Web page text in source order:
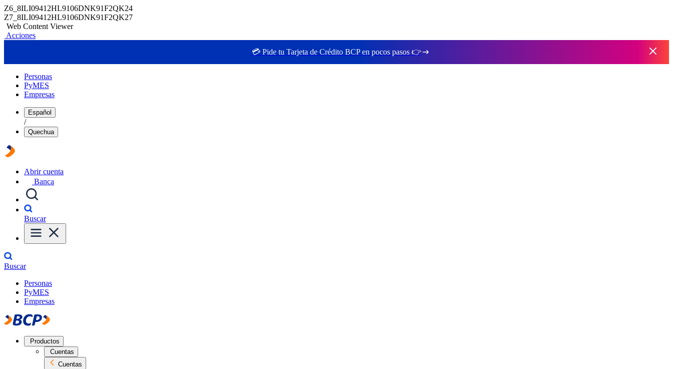
Z6_8ILI09412HL9106DNK91F2QK24
Z7_8ILI09412HL9106DNK91F2QK27
Web Content Viewer
Acciones
💳 Pide tu Tarjeta de Crédito BCP en pocos pasos 👉
Personas
PyMES
Empresas
Español
/
Quechua
Abrir cuenta
Banca
Buscar
Buscar
Personas
PyMES
Empresas
Productos
Cuentas
Cuentas